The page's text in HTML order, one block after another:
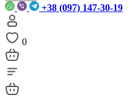
+38 (097) 147-30-19
0